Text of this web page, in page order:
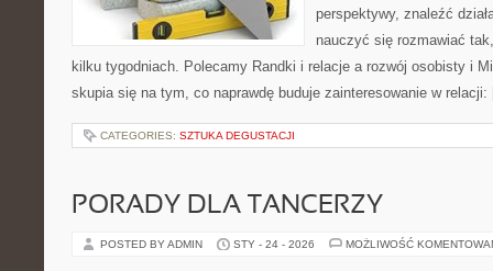
perspektywy, znaleźć
nauczyć się rozmawiać
kilku tygodniach. Polecamy Randki i relacje a rozwój osobisty i
skupia się na tym, co naprawdę buduje zainteresowanie w
CATEGORIES: SZTUKA DEGUSTACJI
PORADY DLA TANCERZY
POSTED BY ADMIN STY - 24 - 2026 MOŻLIWOŚĆ